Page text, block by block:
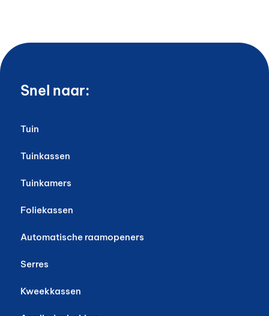
Snel naar:
Tuin
Tuinkassen
Tuinkamers
Foliekassen
Automatische raamopeners
Serres
Kweekkassen